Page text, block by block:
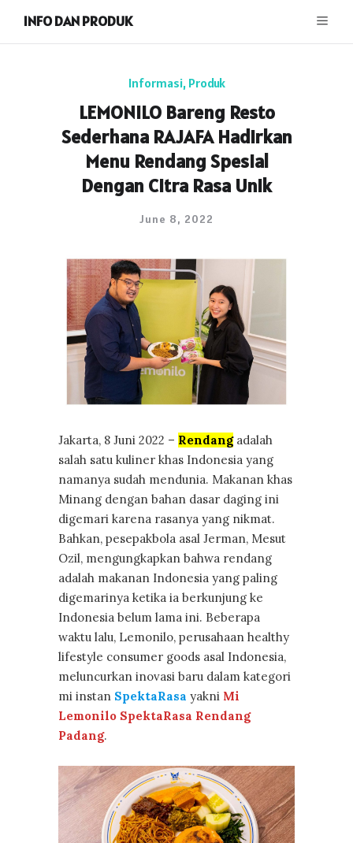
INFO DAN PRODUK
Informasi, Produk
LEMONILO Bareng Resto
Sederhana RAJAFA Hadirkan
Menu Rendang Spesial
Dengan Citra Rasa Unik
June 8, 2022
Jakarta, 8 Juni 2022 – Rendangadalah
salah satu kuliner khas Indonesia yang
namanya sudah mendunia. Makanan khas
Minang dengan bahan dasar daging ini
digemari karena rasanya yang nikmat.
Bahkan, pesepakbola asal Jerman, Mesut
Ozil, mengungkapkan bahwa rendang
adalah makanan Indonesia yang paling
digemarinya ketika ia berkunjung ke
Indonesia belum lama ini. Beberapa
waktu lalu, Lemonilo, perusahaan healthy
lifestyle consumer goods asal Indonesia,
meluncurkan inovasi baru dalam kategori
mi instan SpektaRasa yakni Mi
Lemonilo SpektaRasa Rendang
Padang.